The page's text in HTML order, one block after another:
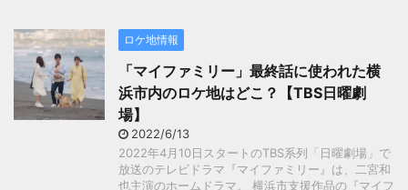
ロケ地情報
「マイファミリー」最終話に使われた横
浜市内のロケ地はどこ？【TBS日曜劇
場】
2022/6/13
2022年4月10日スタートのTBS系列「日曜劇場」で
放送のテレビドラマ『マイファミリー』は、二宮和
也主演のホームドラマ。 横浜市支援作品の『マイフ